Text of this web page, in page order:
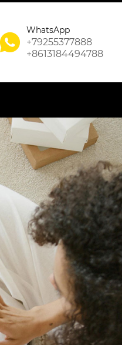

WhatsApp
+79255377888
+8613184494788